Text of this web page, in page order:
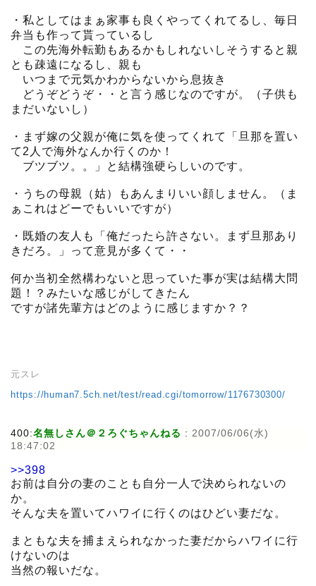
・私としてはまぁ家事も良くやってくれてるし、毎日
弁当も作って貰っているし
この先海外転勤もあるかもしれないしそうすると親
とも疎遠になるし、親も
いつまで元気かわからないから息抜き
どうぞどうぞ・・と言う感じなのですが。（子供も
まだいないし）
・まず嫁の父親が俺に気を使ってくれて「旦那を置い
て2人で海外なんか行くのか！
ブツブツ。。」と結構強硬らしいのです。
・うちの母親（姑）もあんまりいい顔しません。（ま
ぁこれはどーでもいいですが）
・既婚の友人も「俺だったら許さない。まず旦那あり
きだろ。」って意見が多くて・・
何か当初全然構わないと思っていた事が実は結構大問
題！？みたいな感じがしてきたん
ですが諸先輩方はどのように感じますか？？
元スレ
https://human7.5ch.net/test/read.cgi/tomorrow/1176730300/
400:名無しさん＠２ろぐちゃんねる : 2007/06/06(水)
18:47:02
>>398
お前は自分の妻のことも自分一人で決められないの
か。
そんな夫を置いてハワイに行くのはひどい妻だな。
まともな夫を捕まえられなかった妻だからハワイに行
けないのは
当然の報いだな。